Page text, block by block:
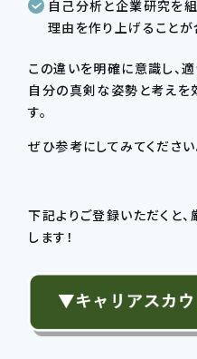
自己分析と企業研究を
理由を作り上げること
この違いを明確に意識し、
自分の真剣な姿勢と考えを
す。
ぜひ参考にしてみてください
下記よりご登録いただくと
します！